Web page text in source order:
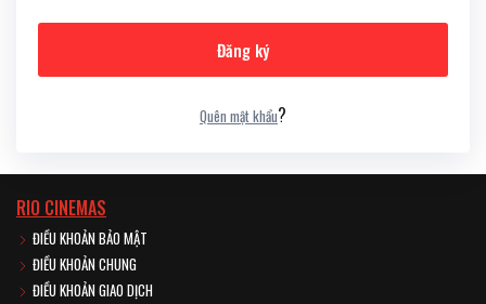
Đăng ký
Quên mật khẩu?
RIO CINEMAS
ĐIỀU KHOẢN BẢO MẬT
ĐIỀU KHOẢN CHUNG
ĐIỀU KHOẢN GIAO DỊCH